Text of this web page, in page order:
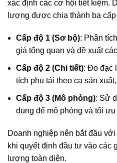
xác định các cơ hội tiết kiệm.
lượng được chia thành ba cấp
Cấp độ 1 (Sơ bộ): Phân
giá tổng quan và đề xuất
Cấp độ 2 (Chi tiết): Đo đạc
tích phụ tải theo ca sản
Cấp độ 3 (Mô phỏng): Sử
dụng để mô phỏng và tối
Doanh nghiệp nên bắt đầu
khi quyết định đầu tư vào các
lượng toàn diện.